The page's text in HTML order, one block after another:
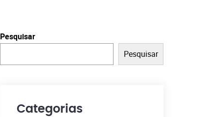
Pesquisar
Pesquisar
Categorias